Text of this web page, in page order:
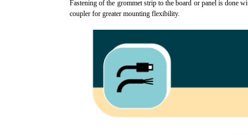
Fastening of the grommet strip to the board or panel is done
coupler for greater mounting flexibility.